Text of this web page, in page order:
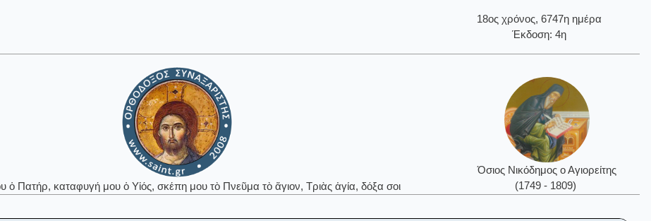
18ος χρόνος, 6747η ημέρα
Έκδοση: 4η
ὁ Πατήρ, καταφυγή μου ὁ Υἱός, σκέπη μου τὸ Πνεῦμα τὸ ἅγιον, Τριὰς ἁγία, δόξα σοι
Όσιος Νικόδημος ο Αγιορείτης
(1749 - 1809)